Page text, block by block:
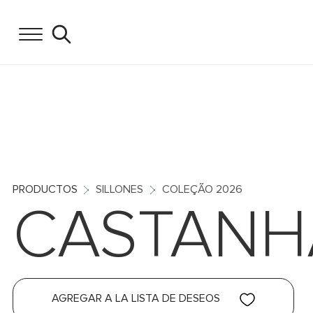
PRODUCTOS SILLONES COLEÇÃO 2026
AGREGAR A LA LISTA DE DESEOS